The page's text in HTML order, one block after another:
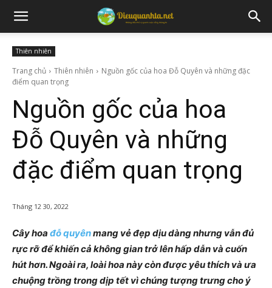
Thiên nhiên
Trang chủ Thiên nhiên
Nguồn gốc của hoa Đỗ Quyên và những đặc
điểm quan trọng
Nguồn gốc của hoa
Đỗ Quyên và những
đặc điểm quan trọng
Tháng 12 30, 2022
Cây hoa đỗ quyênmang vẻ đẹp dịu dàng nhưng vẫn đủ
rực rỡ để khiến cả không gian trở lên hấp dẫn và cuốn
hút hơn. Ngoài ra, loài hoa này còn được yêu thích và ưa
chuộng trồng trong dịp tết vì chúng tượng trưng cho ý